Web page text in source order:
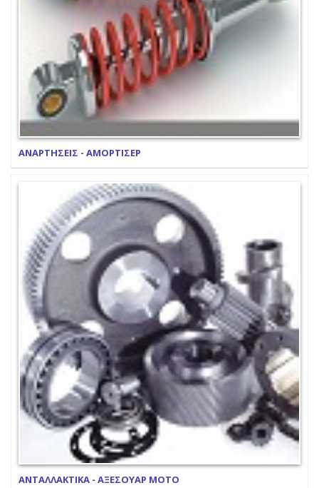
ΑΝΑΡΤΗΣΕΙΣ - ΑΜΟΡΤΙΣΕΡ
ΑΝΤΑΛΛΑΚΤΙΚΑ - ΑΞΕΣΟΥΑΡ ΜΟΤΟ